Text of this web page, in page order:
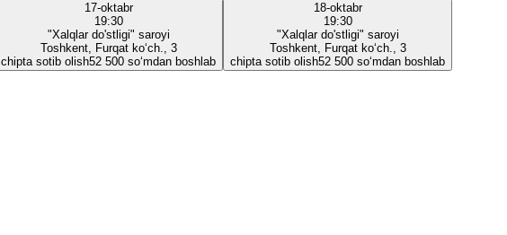
17-oktabr
19:30
"Xalqlar do'stligi" saroyi
Toshkent, Furqat ko‘ch., 3
chipta sotib olish52 500 so‘mdan boshlab
18-oktabr
19:30
"Xalqlar do'stligi" saroyi
Toshkent, Furqat ko‘ch., 3
chipta sotib olish52 500 so‘mdan boshlab